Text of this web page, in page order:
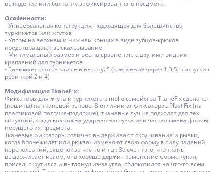
выпадение или болтанку зафиксированного предмета.
Особенности:
- Универсальная конструкция, подходящая для большинства
турникетов или жгутов
- Упоры на верхнем и нижнем концах в виде зубцов-крюков
предотвращают выскальзывание
- Минимальный размер и вес по сравнению с другими видами
креплений для турникетов
- Занимает слотов молле в высоту: 5 (крепление через 1,3,5, пропуски с
резинкой 2 и 4)
Модификация TkaneFix:
Фиксаторы для жгута и турникета в molle семейства TkaneFix сделаны
(пошиты) на тканевой основе. В отличии от фиксаторов PlastiFix (на
пластиковой палочке-подложке), тканевые лучше подходят для тех
ситуаций, когда возможна ударная нагрузка или частая смена формы
несущего их предмета.
Тканевые фиксаторы отлично выдерживают скручивание и рывки,
когда бронежилет или рюкзак изменяют свою форму в силу падений,
переползаний, зацепок за что-то и т.д.. За счет того, что ткань
выдерживает излом, она хорошо держит изменение формы (упал,
присел, скрутился и выглянул из-за угла, облокотился на что-то всем